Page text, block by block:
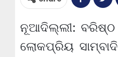
ନୂଆଦିଲ୍ଲୀ: ବରିଷ୍ଠ
ଲୋକପ୍ରିୟ